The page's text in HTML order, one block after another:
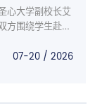
心大学副校长艾
方围绕学生赴意
07-20 / 2026